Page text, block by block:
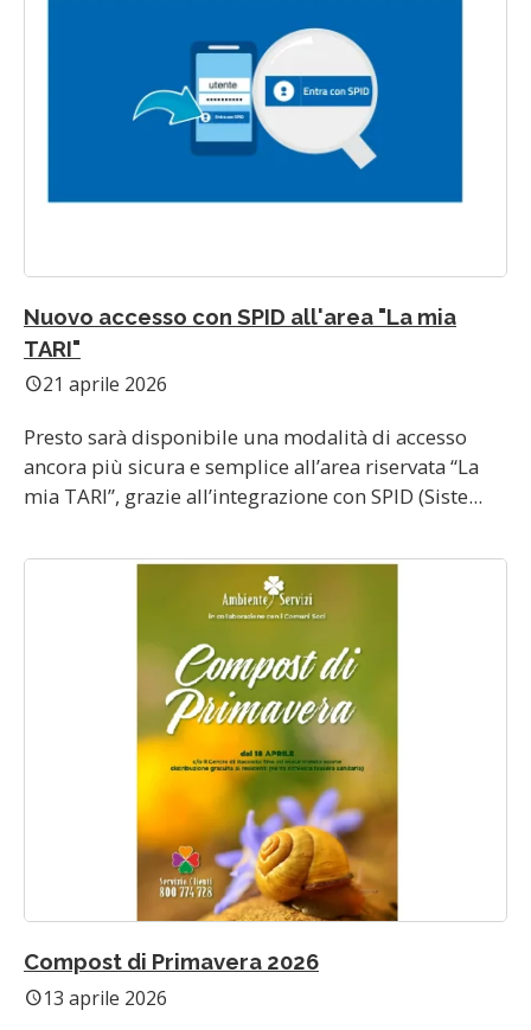
Nuovo accesso con SPID all'area "La mia
TARI"
schedule21 aprile 2026
Presto sarà disponibile una modalità di accesso
ancora più sicura e semplice all’area riservata “La
mia TARI”, grazie all’integrazione con SPID (Siste...
Compost di Primavera 2026
schedule13 aprile 2026